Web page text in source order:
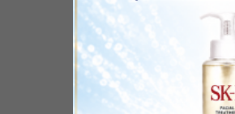
全270